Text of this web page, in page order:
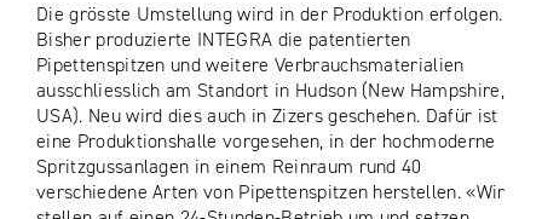
Die grösste Umstellung wird in der Produktion erfolgen.
Bisher produzierte INTEGRA die patentierten
Pipettenspitzen und weitere Verbrauchsmaterialien
ausschliesslich am Standort in Hudson (New Hampshire,
USA). Neu wird dies auch in Zizers geschehen. Dafür ist
eine Produktionshalle vorgesehen, in der hochmoderne
Spritzgussanlagen in einem Reinraum rund 40
verschiedene Arten von Pipettenspitzen herstellen. «Wir